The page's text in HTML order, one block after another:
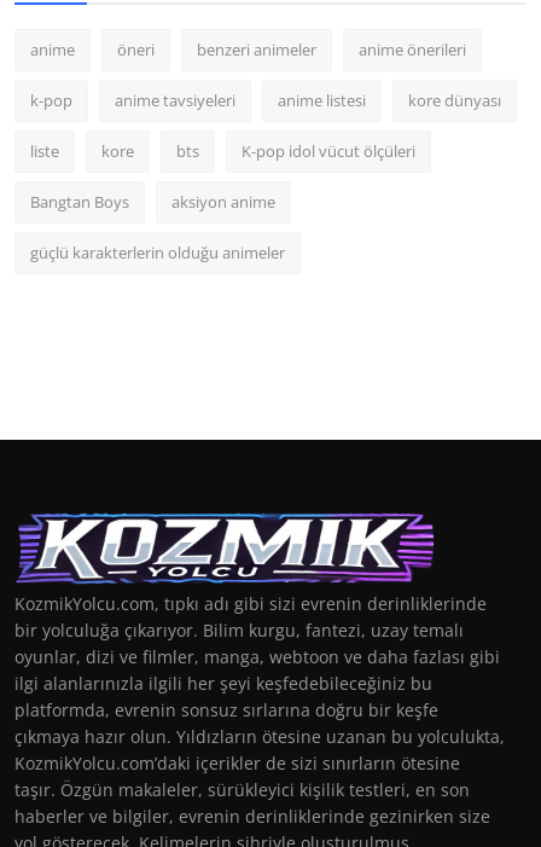
anime öneri benzeri animeler anime önerileri
k-pop anime tavsiyeleri anime listesi kore dünyası
liste kore bts K-pop idol vücut ölçüleri
Bangtan Boys aksiyon anime
güçlü karakterlerin olduğu animeler
KozmikYolcu.com, tıpkı adı gibi sizi evrenin derinliklerinde
bir yolculuğa çıkarıyor. Bilim kurgu, fantezi, uzay temalı
oyunlar, dizi ve filmler, manga, webtoon ve daha fazlası gibi
ilgi alanlarınızla ilgili her şeyi keşfedebileceğiniz bu
platformda, evrenin sonsuz sırlarına doğru bir keşfe
çıkmaya hazır olun. Yıldızların ötesine uzanan bu yolculukta,
KozmikYolcu.com’daki içerikler de sizi sınırların ötesine
taşır. Özgün makaleler, sürükleyici kişilik testleri, en son
haberler ve bilgiler, evrenin derinliklerinde gezinirken size